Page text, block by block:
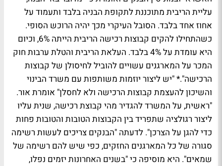
עליית הריבית מתוכננת לתקופת הבניה בלבד ותעמוד על
אחוז אחד בלבד. הסובל העיקרי מכך יהיה הרוכש הסופי.
כשהתחילו להקים קבוצות רכישה הריבית הייתה 6%, וכיום
היא עומדת על 4% בלבד. העלאת הריבית והטלת ערבות חוק
המכר על המארגנים עשויים להוביל לחיסולן של קבוצות
הרכישה".* "יש ליצור יוזמות משותפות עם משרד הבינוי
והשיכון להעצמת קבוצות הרכישה ולא לחסלן" אומרת אור.
"ראשית, על המשרד להגדיר מהי קבוצת רכישה, שנית עליו
ליצור רגולציה שתפריד בין הקבוצות הטובות והטובות פחות
כדי להגן על הצרכן". לדעתה "הבנקים צריכים לעשות רשימה
סגורה של כל המארגנים החזקים, כפי שיש להם רשימה של
שמאים". היא מוסיפה כי "בשנים האחרונות יזמים נפלו,